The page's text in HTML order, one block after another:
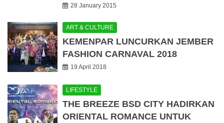
28 January 2015
ART & CULTURE
KEMENPAR LUNCURKAN JEMBER
FASHION CARNAVAL 2018
19 April 2018
LIFESTYLE
THE BREEZE BSD CITY HADIRKAN
ORIENTAL ROMANCE UNTUK